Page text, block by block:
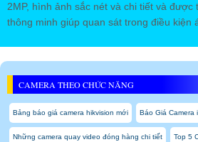
2MP, hình ảnh sắc nét và chi tiết và
thông minh giúp quan sát trong điều kiện
CAMERA THEO CHỨC NĂNG
Bảng báo giá camera hikvision mới Báo Giá Camera
Những camera quay video đóng hàng chi tiết Top 5